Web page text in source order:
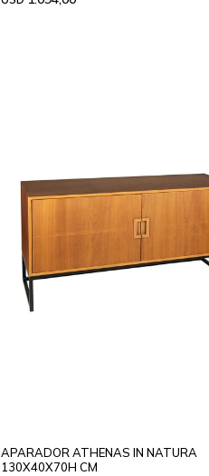
APARADOR ATHENAS IN NATURA
130X40X70H CM